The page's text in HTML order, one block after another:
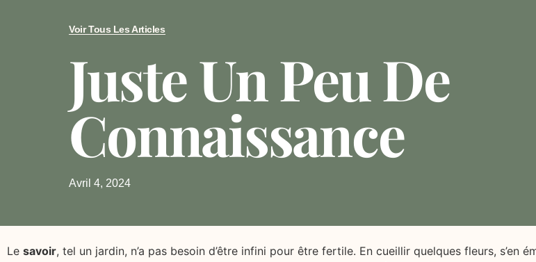
Voir Tous Les Articles
Juste Un Peu De
Connaissance
Avril 4, 2024
Le savoir, tel un jardin, n’a pas besoin d’être infini pour être fertile. En cueillir quelques fleurs, s’en